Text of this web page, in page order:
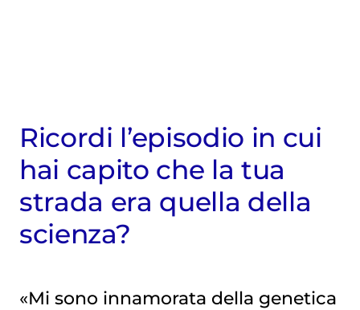
Ricordi l’episodio in cui
hai capito che la tua
strada era quella della
scienza?
«Mi sono innamorata della genetica